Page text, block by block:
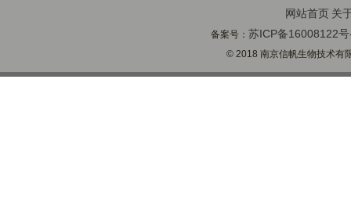
网站首页 关
备案号： 苏ICP备16008122
© 2018 南京信帆生物技术有